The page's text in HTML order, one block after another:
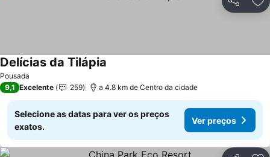
Partilhar
Pousada
Delícias da Tilápia
9,1 Excelente 259 a 4.8 km de Centro da cidade
Selecione as datas para ver os preços
exatos.
Ver preços